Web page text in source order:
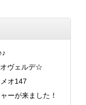
オヴェルデ☆
オ147
ーが来ました！